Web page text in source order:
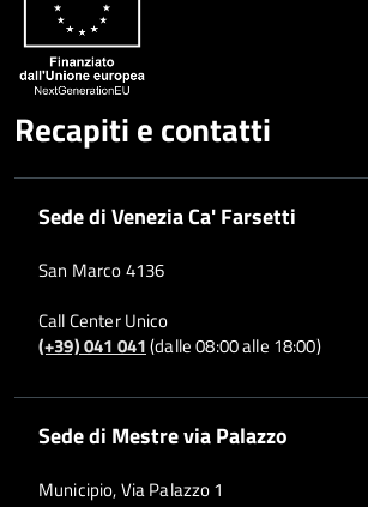
Recapiti e contatti
Sede di Venezia Ca' Farsetti
San Marco 4136
Call Center Unico
(+39) 041 041(dalle 08:00 alle 18:00)
Sede di Mestre via Palazzo
Municipio, Via Palazzo 1